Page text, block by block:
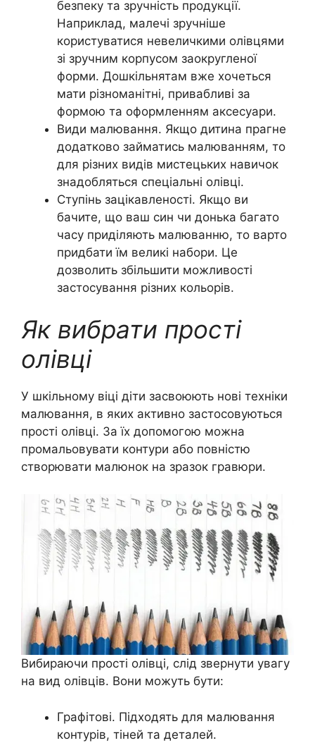
безпеку та зручність продукції.
Наприклад, малечі зручніше
користуватися невеличкими олівцями
зі зручним корпусом заокругленої
форми. Дошкільнятам вже хочеться
мати різноманітні, привабливі за
формою та оформленням аксесуари.
Види малювання. Якщо дитина прагне
додатково займатись малюванням, то
для різних видів мистецьких навичок
знадобляться спеціальні олівці.
Ступінь зацікавленості. Якщо ви
бачите, що ваш син чи донька багато
часу приділяють малюванню, то варто
придбати їм великі набори. Це
дозволить збільшити можливості
застосування різних кольорів.
Як вибрати прості
олівці
У шкільному віці діти засвоюють нові техніки
малювання, в яких активно застосовуються
прості олівці. За їх допомогою можна
промальовувати контури або повністю
створювати малюнок на зразок гравюри.
Вибираючи прості олівці, слід звернути увагу
на вид олівців. Вони можуть бути:
Графітові. Підходять для малювання
контурів, тіней та деталей.